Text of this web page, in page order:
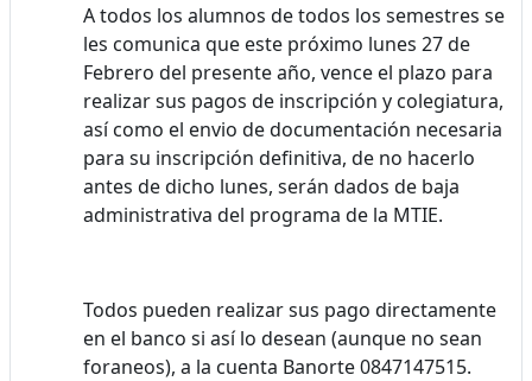
A todos los alumnos de todos los semestres se
les comunica que este próximo lunes 27 de
Febrero del presente año, vence el plazo para
realizar sus pagos de inscripción y colegiatura,
así como el envio de documentación necesaria
para su inscripción definitiva, de no hacerlo
antes de dicho lunes, serán dados de baja
administrativa del programa de la MTIE.
Todos pueden realizar sus pago directamente
en el banco si así lo desean (aunque no sean
foraneos), a la cuenta Banorte 0847147515.